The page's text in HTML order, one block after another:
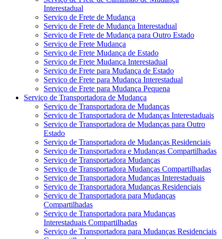
Interestadual
Serviço de Frete de Mudança
Serviço de Frete de Mudança Interestadual
Serviço de Frete de Mudança para Outro Estado
Serviço de Frete Mudança
Serviço de Frete Mudança de Estado
Serviço de Frete Mudança Interestadual
Serviço de Frete para Mudança de Estado
Serviço de Frete para Mudança Interestadual
Serviço de Frete para Mudança Pequena
Serviço de Transportadora de Mudança
Serviço de Transportadora de Mudanças
Serviço de Transportadora de Mudanças Interestaduais
Serviço de Transportadora de Mudanças para Outro
Estado
Serviço de Transportadora de Mudanças Residenciais
Serviço de Transportadora e Mudanças Compartilhadas
Serviço de Transportadora Mudanças
Serviço de Transportadora Mudanças Compartilhadas
Serviço de Transportadora Mudanças Interestaduais
Serviço de Transportadora Mudanças Residenciais
Serviço de Transportadora para Mudanças
Compartilhadas
Serviço de Transportadora para Mudanças
Interestaduais Compartilhadas
Serviço de Transportadora para Mudanças Residenciais